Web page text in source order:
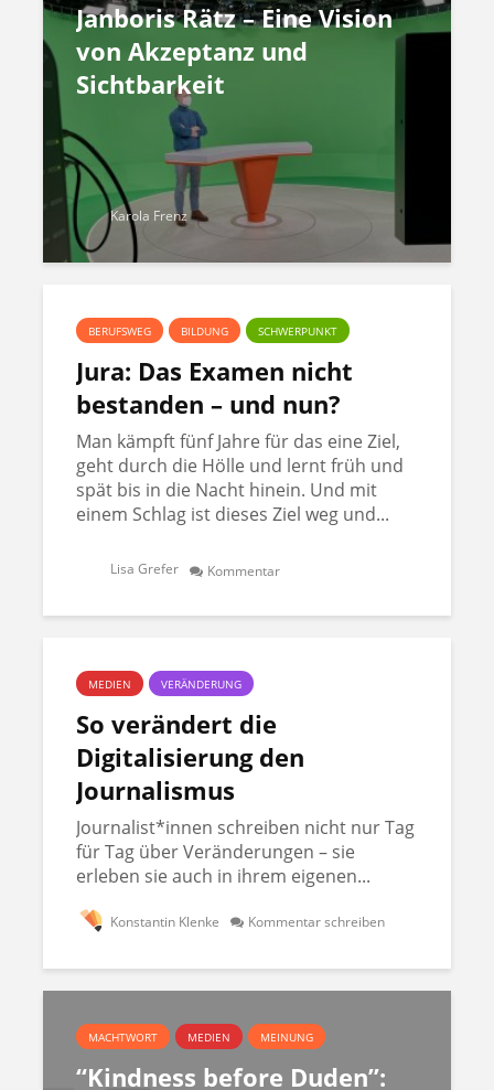
Janboris Rätz – Eine Vision
von Akzeptanz und
Sichtbarkeit
Karola Frenz
BERUFSWEG BILDUNG SCHWERPUNKT
Jura: Das Examen nicht
bestanden – und nun?
Man kämpft fünf Jahre für das eine Ziel,
geht durch die Hölle und lernt früh und
spät bis in die Nacht hinein. Und mit
einem Schlag ist dieses Ziel weg und...
Lisa Grefer Kommentar
MEDIEN VERÄNDERUNG
So verändert die
Digitalisierung den
Journalismus
Journalist*innen schreiben nicht nur Tag
für Tag über Veränderungen – sie
erleben sie auch in ihrem eigenen...
Konstantin Klenke Kommentar schreiben
MACHTWORT MEDIEN MEINUNG
“Kindness before Duden”: